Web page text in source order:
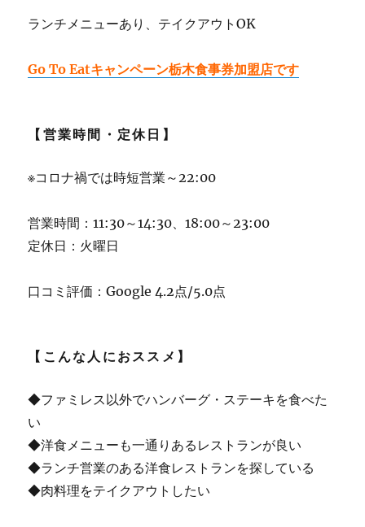
ランチメニューあり、テイクアウトOK
Go To Eatキャンペーン栃木食事券加盟店です
【営業時間・定休日】
※コロナ禍では時短営業～22:00
営業時間：11:30～14:30、18:00～23:00
定休日：火曜日
口コミ評価：Google 4.2点/5.0点
【こんな人におススメ】
◆ファミレス以外でハンバーグ・ステーキを食べた
い
◆洋食メニューも一通りあるレストランが良い
◆ランチ営業のある洋食レストランを探している
◆肉料理をテイクアウトしたい